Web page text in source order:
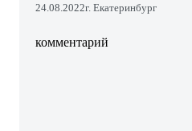
24.08.2022г. Екатеринбург
комментарий